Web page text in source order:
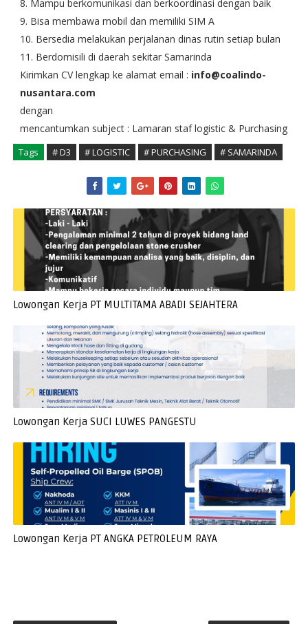
8. Mampu berkomunikasi dan berkoordinasi dengan baik
9. Bisa membawa mobil dan memiliki SIM A
10. Bersedia melakukan perjalanan dinas rutin setiap bulan
11. Berdomisili di daerah sekitar Samarinda
Kirimkan CV lengkap ke alamat email : info@coalindo-
nusantara.com
dengan
mencantumkan subject : Lamaran staf logistic & Purchasing
Tags # D3 # LOGISTIC # PURCHASING # SAMARINDA
Lowongan Kerja PT MULTITAMA ABADI SEJAHTERA
Lowongan Kerja SUCI LUWES PANGESTU
Lowongan Kerja PT ANGKA PETROLEUM RAYA